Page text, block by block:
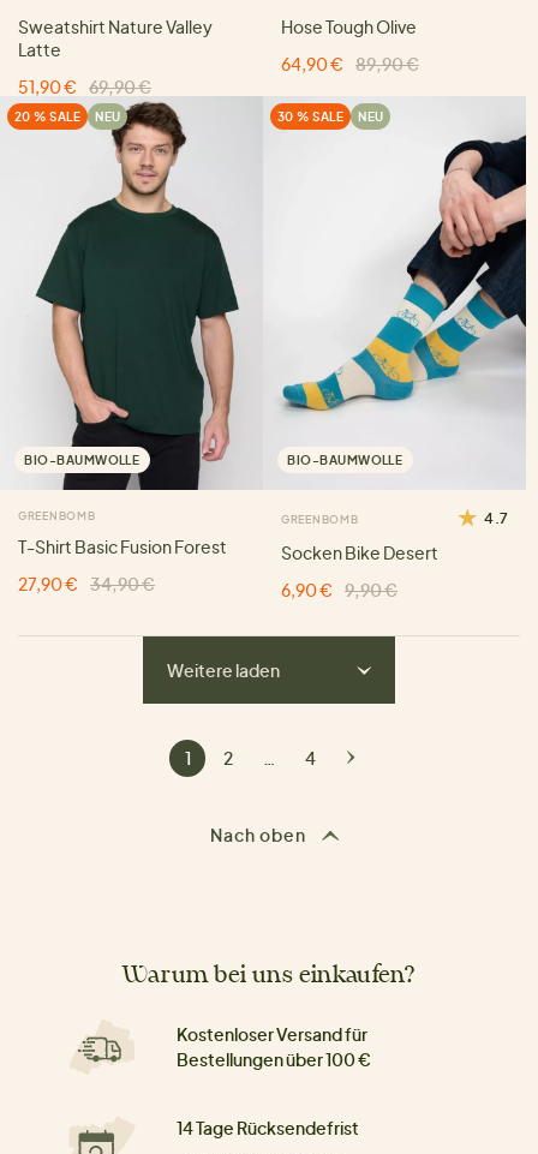
Sweatshirt Nature Valley
Latte
51,90 €
69,90 €
Hose Tough Olive
64,90 €
89,90 €
20 % SALE NEU
BIO-BAUMWOLLE
GREENBOMB
T-Shirt Basic Fusion Forest
27,90 €
34,90 €
30 % SALE NEU
BIO-BAUMWOLLE
GREENBOMB 4.7
Socken Bike Desert
6,90 €
9,90 €
Nach oben
Weitere laden
1 2 4
Warum bei uns einkaufen?
Kostenloser Versand für
Bestellungen über 100 €
14 Tage Rücksendefrist